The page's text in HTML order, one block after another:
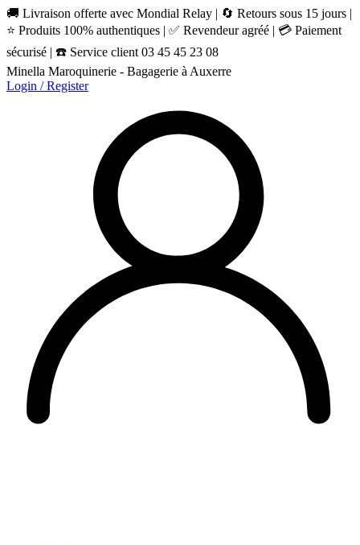
🚚 Livraison offerte avec Mondial Relay | 🔄 Retours sous 15 jours |
⭐ Produits 100% authentiques | ✅ Revendeur agréé | 💳 Paiement
sécurisé | ☎️ Service client 03 45 45 23 08
Minella Maroquinerie - Bagagerie à Auxerre
Login / Register